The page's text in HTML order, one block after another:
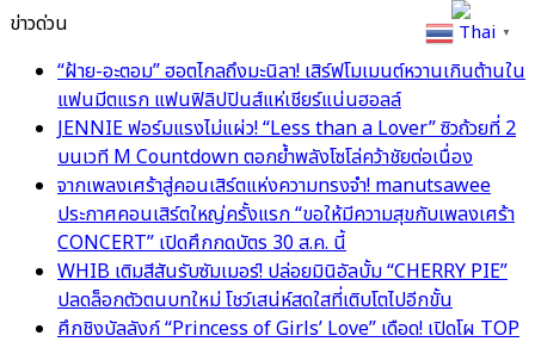
ข่าวด่วน
“ฝ้าย-อะตอม” ฮอตไกลถึงมะนิลา! เสิร์ฟโมเมนต์หวานเกินต้านใน
แฟนมีตแรก แฟนฟิลิปปินส์แห่เชียร์แน่นฮอลล์
JENNIE ฟอร์มแรงไม่แผ่ว! “Less than a Lover” ซิวถ้วยที่ 2
บนเวที M Countdown ตอกย้ำพลังโซโล่คว้าชัยต่อเนื่อง
จากเพลงเศร้าสู่คอนเสิร์ตแห่งความทรงจำ! manutsawee
ประกาศคอนเสิร์ตใหญ่ครั้งแรก “ขอให้มีความสุขกับเพลงเศร้า
CONCERT” เปิดศึกกดบัตร 30 ส.ค. นี้
WHIB เติมสีสันรับซัมเมอร์! ปล่อยมินิอัลบั้ม “CHERRY PIE”
ปลดล็อกตัวตนบทใหม่ โชว์เสน่ห์สดใสที่เติบโตไปอีกขั้น
ศึกชิงบัลลังก์ “Princess of Girls’ Love” เดือด! เปิดโผ TOP
Thai ▼